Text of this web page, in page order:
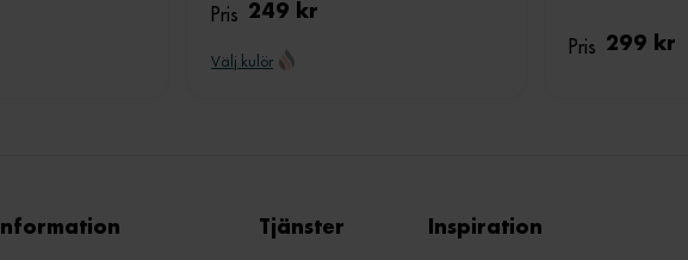
Pris 249 kr
Välj kulör
Pris 299 kr
Information Tjänster Inspiration